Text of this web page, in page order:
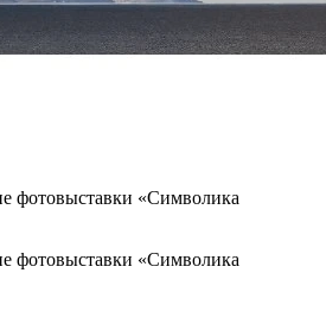
фотовыставки «Символика
фотовыставки «Символика